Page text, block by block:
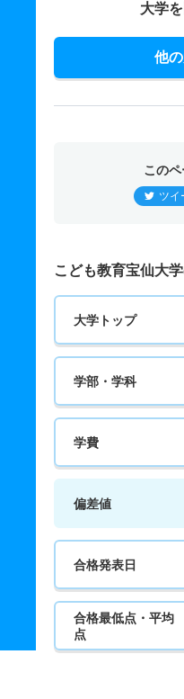
大学
他
この
ツイ
こども教育宝仙大
大学トップ
学部・学科
学費
偏差値
合格発表日
合格最低点・平均
点